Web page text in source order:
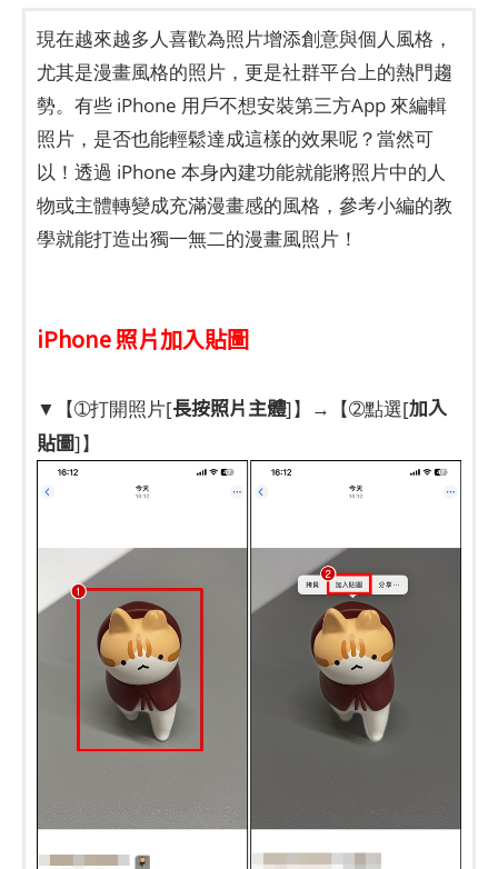
現在越來越多人喜歡為照片增添創意與個人風格，
尤其是漫畫風格的照片，更是社群平台上的熱門趨
勢。有些 iPhone 用戶不想安裝第三方App 來編輯
照片，是否也能輕鬆達成這樣的效果呢？當然可
以！透過 iPhone 本身內建功能就能將照片中的人
物或主體轉變成充滿漫畫感的風格，參考小編的教
學就能打造出獨一無二的漫畫風照片！
iPhone 照片加入貼圖
▼【➀打開照片[長按照片主體]】→【➁點選[加入
貼圖]】